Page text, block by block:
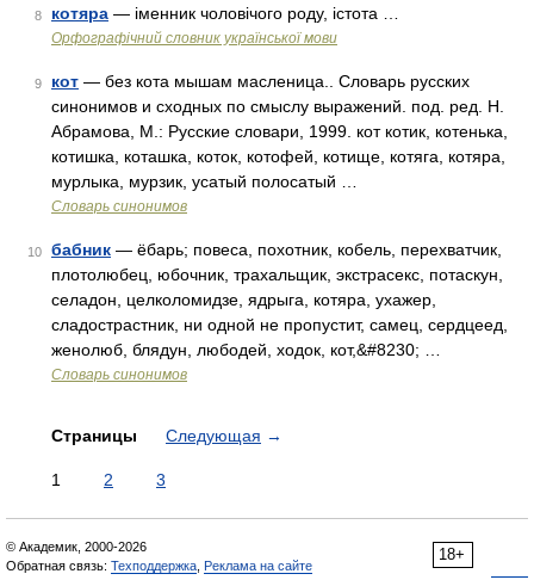
8 котяра — іменник чоловічого роду, істота …
Орфографічний словник української мови
9 кот — без кота мышам масленица.. Словарь русских
синонимов и сходных по смыслу выражений. под. ред. Н.
Абрамова, М.: Русские словари, 1999. кот котик, котенька,
котишка, коташка, коток, котофей, котище, котяга, котяра,
мурлыка, мурзик, усатый полосатый …
Словарь синонимов
10 бабник — ёбарь; повеса, похотник, кобель, перехватчик,
плотолюбец, юбочник, трахальщик, экстрасекс, потаскун,
селадон, целколомидзе, ядрыга, котяра, ухажер,
сладострастник, ни одной не пропустит, самец, сердцеед,
женолюб, блядун, любодей, ходок, кот,&#8230; …
Словарь синонимов
Страницы Следующая →
1 2 3
18+
© Академик, 2000-2026
Обратная связь: Техподдержка Реклама на сайте